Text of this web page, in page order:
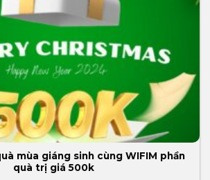
mùa giáng sinh cùng WIFIM phần
quà trị giá 500k